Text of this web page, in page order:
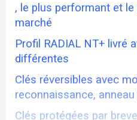
, le plus performant et
marché
Profil RADIAL NT+ livré
différentes
Clés réversibles avec
reconnaissance,
Clés protégées par